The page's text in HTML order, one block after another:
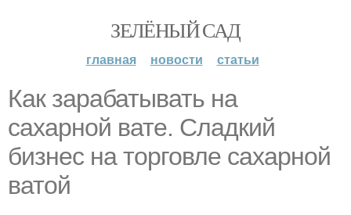
ЗЕЛЁНЫЙ САД
главная новости статьи
Как зарабатывать на
сахарной вате. Сладкий
бизнес на торговле сахарной
ватой